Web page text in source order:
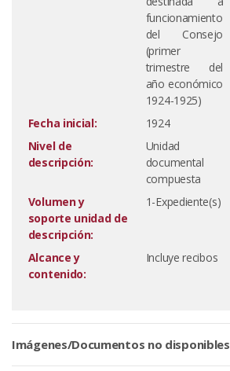
funcionamiento
del Consejo
(primer
trimestre del
año económico
1924-1925)
Fecha inicial:
1924
Nivel de
descripción:
Unidad
documental
compuesta
Volumen y
soporte unidad de
descripción:
1-Expediente(s)
Alcance y
contenido:
Incluye recibos
Imágenes/Documentos no disponibles